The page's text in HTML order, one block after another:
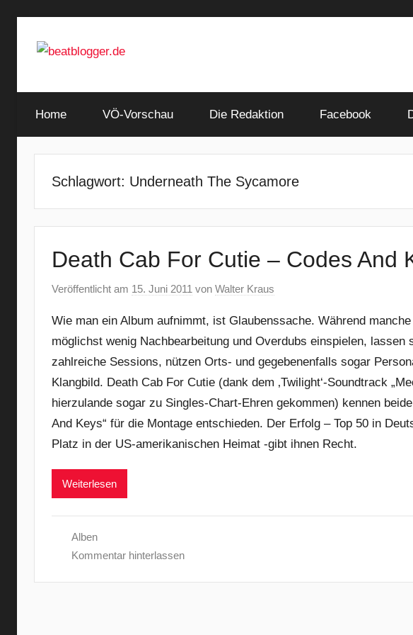
Inhalt
beatblogger.de
and
the
Home VÖ-Vorschau Die Redaktion Facebook
Schlagwort: Underneath The Sycamore
Death Cab For Cutie – Codes And
Veröffentlicht am 15. Juni 2011 von Walter Kraus
Wie man ein Album aufnimmt, ist Glaubenssache. Während
möglichst wenig Nachbearbeitung und Overdubs einspielen,
zahlreiche Sessions, nützen Orts- und gegebenenfalls sogar
Klangbild. Death Cab For Cutie (dank dem ‚Twilight‘-Soundtrack
hierzulande sogar zu Singles-Chart-Ehren gekommen) kennen
And Keys“ für die Montage entschieden. Der Erfolg – Top 50 in
Platz in der US-amerikanischen Heimat -gibt ihnen Recht.
Weiterlesen
Alben
Kommentar hinterlassen